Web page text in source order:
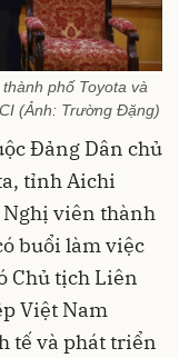
phố Toyota và
(Ảnh: Trường Đặng)
Đảng Dân chủ
tỉnh Aichi
Nghị viên thành
buổi làm việc
Chủ tịch Liên
Việt Nam
tế và phát triển